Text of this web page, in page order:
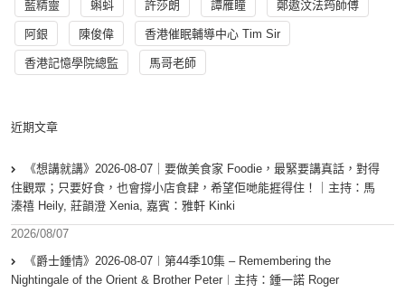
藍精靈 蝌蚪 許莎朗 譚雁瞳 鄭遨汶法筠師傅
阿銀 陳俊偉 香港催眠輔導中心 Tim Sir
香港記憶學院總監 馬哥老師
近期文章
《想講就講》2026-08-07｜要做美食家 Foodie，最緊要講真話，對得
住觀眾；只要好食，也會撐小店食肆，希望佢哋能捱得住！｜主持：馬
溱禧 Heily, 莊韻澄 Xenia, 嘉賓：雅軒 Kinki
2026/08/07
《爵士鍾情》2026-08-07︱第44季10集 – Remembering the
Nightingale of the Orient & Brother Peter︱主持：鍾一諾 Roger